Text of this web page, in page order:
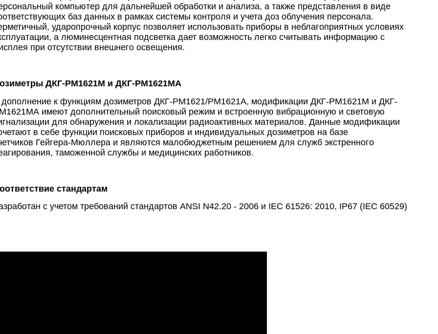
компьютер для дальнейшей обработки и анализа, а также представления в виде
баз данных в рамках системы контроля и учета доз облучения персонала.
ударопрочный корпус позволяет использовать приборы в неблагоприятных условиях
а люминесцентная подсветка дает возможность легко считывать информацию с
при отсутствии внешнего освещения.
ДКГ-РМ1621М и ДКГ-РМ1621МA
к функциям дозиметров ДКГ-РМ1621/РМ1621A, модификации ДКГ-РМ1621М и ДКГ-
имеют дополнительный поисковый режим и встроенную вибрационную и световую
для обнаружения и локализации радиоактивных материалов. Данные модификации
в себе функции поисковых приборов и индивидуальных дозиметров на базе
Гейгера-Мюллера и являются малобюджетным решением для служб экстренного
таможенной службы и медицинских работников.
стандартам
с учетом требований стандартов ANSI N42.20 - 2006 и IEC 61526: 2010, IP67 (IEC 60529)